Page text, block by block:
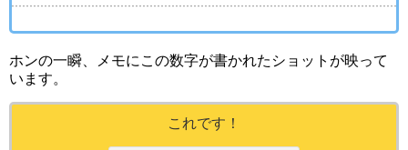
ホンの一瞬、メモにこの数字が書かれたショットが映って
います。
これです！